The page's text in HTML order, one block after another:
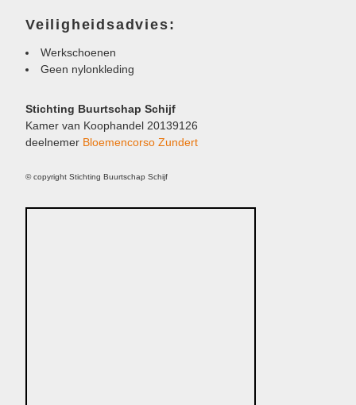
Veiligheidsadvies:
Werkschoenen
Geen nylonkleding
Stichting Buurtschap Schijf
Kamer van Koophandel 20139126
deelnemer Bloemencorso Zundert
© copyright Stichting Buurtschap Schijf